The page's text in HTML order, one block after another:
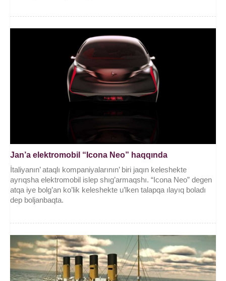
Jan’a elektromobil “Icona Neo” haqqında
İtaliyanın’ ataqlı kompaniyalarının’ biri jaqın keleshekte
ayrıqsha elektromobil islep shıg’armaqshı. “Icona Neo” degen
atqa iye bolg’an ko’lik keleshekte u’lken talapqa ılayıq boladı
dep boljanbaqta.